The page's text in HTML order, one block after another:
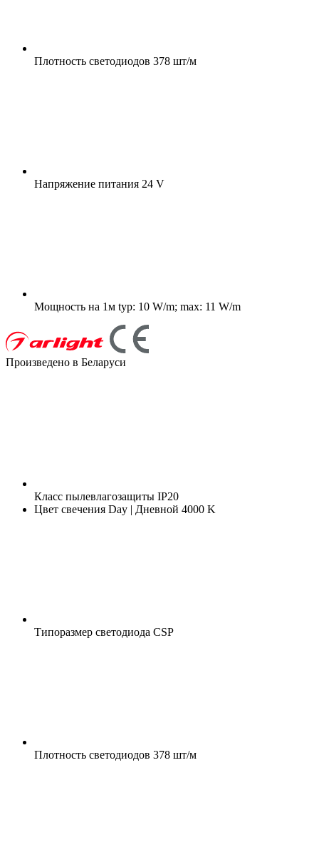
Плотность светодиодов 378 шт/м
Напряжение питания 24 V
Мощность на 1м typ: 10 W/m; max: 11 W/m
Произведено в Беларуси
Класс пылевлагозащиты IP20
Цвет свечения Day | Дневной 4000 K
Типоразмер светодиода CSP
Плотность светодиодов 378 шт/м